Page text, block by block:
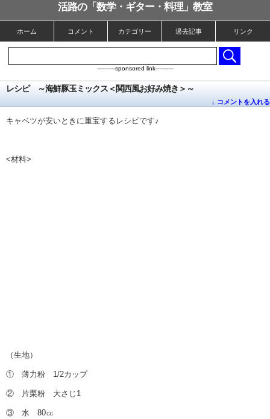
活路の「数学・ギター・料理」教室
ホーム コメント カテゴリー 過去記事 リンク
----------sponsored link----------
レシピ ～海鮮豚玉ミックス＜関西風お好み焼き＞～
↓ コメントを入れる
キャベツが安いときに重宝するレシピです♪
<材料>
（生地）
① 薄力粉 1/2カップ
② 片栗粉 大さじ1
③ 水 80㏄